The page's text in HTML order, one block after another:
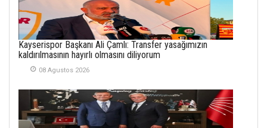
21 Haziran 2026
SEMRA ŞAHİN
KENDİNE UYANMAK
İlgi Alanlarımız ve Biz
02 Ekim 2025
Kayserispor Başkanı Ali Çamlı: Transfer yasağımızın
kaldırılmasının hayırlı olmasını diliyorum
08 Agustos 2026